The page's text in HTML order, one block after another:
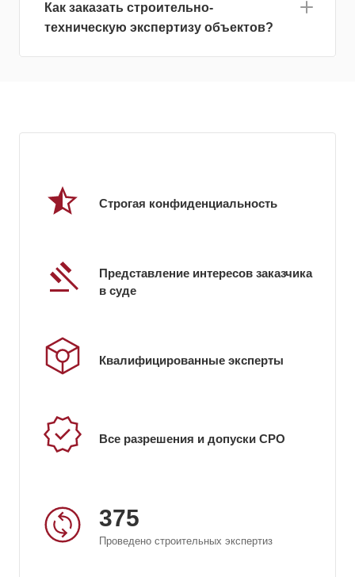
Как заказать строительно-
техническую экспертизу объектов?
Строгая конфиденциальность
Представление интересов заказчика
в суде
Квалифицированные эксперты
Все разрешения и допуски СРО
375
Проведено строительных экспертиз